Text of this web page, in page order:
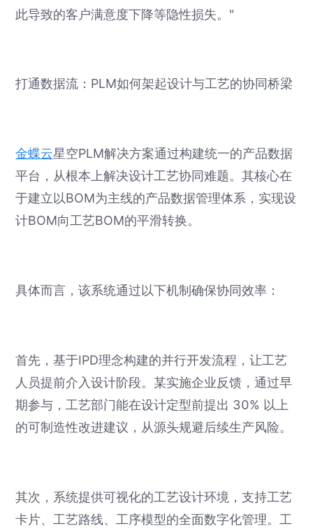
此导致的客户满意度下降等隐性损失。"
打通数据流：PLM如何架起设计与工艺的协同桥梁
金蝶云星空PLM解决方案通过构建统一的产品数据
平台，从根本上解决设计工艺协同难题。其核心在
于建立以BOM为主线的产品数据管理体系，实现设
计BOM向工艺BOM的平滑转换。
具体而言，该系统通过以下机制确保协同效率：
首先，基于IPD理念构建的并行开发流程，让工艺
人员提前介入设计阶段。某实施企业反馈，通过早
期参与，工艺部门能在设计定型前提出 30% 以上
的可制造性改进建议，从源头规避后续生产风险。
其次，系统提供可视化的工艺设计环境，支持工艺
卡片、工艺路线、工序模型的全面数字化管理。工